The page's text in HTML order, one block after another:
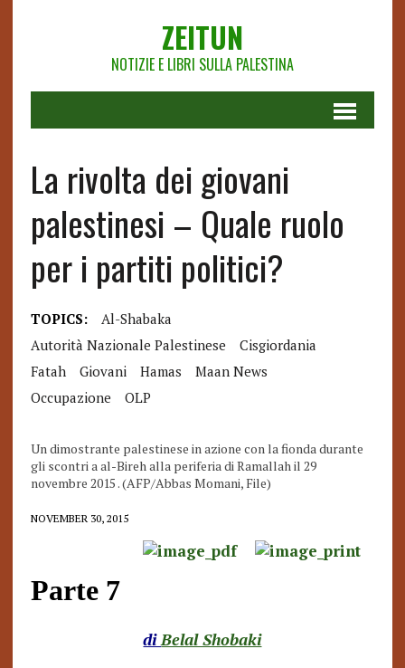
ZEITUN
NOTIZIE E LIBRI SULLA PALESTINA
La rivolta dei giovani
palestinesi – Quale ruolo
per i partiti politici?
TOPICS:
Al-Shabaka
Autorità Nazionale Palestinese
Cisgiordania
Fatah
Giovani Hamas
Maan News
Occupazione
OLP
Un dimostrante palestinese in azione con la fionda durante
gli scontri a al-Bireh alla periferia di Ramallah il 29
novembre 2015 . (AFP/Abbas Momani, File)
NOVEMBER 30, 2015
Parte 7
diBelal Shobaki